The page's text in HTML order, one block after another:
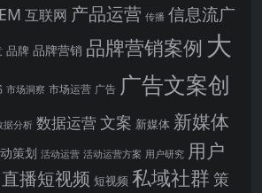
互联网 产品运营 传播 信息流广
品牌 品牌营销 品牌营销案例 大
市场洞察 市场运营 广告 广告文案创
据分析 数据运营 文案 新媒体 新媒体
策划 活动运营 活动运营方案 用户研究 用户
直播短视频 短视频 私域社群 策